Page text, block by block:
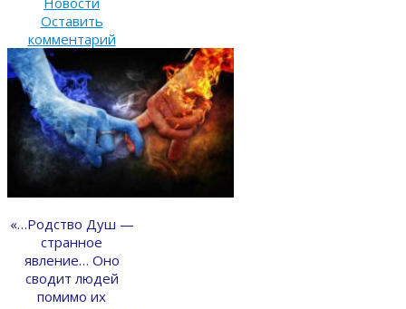
Оставить
комментарий
«…Родство Душ —
странное
явление… Оно
сводит людей
помимо их